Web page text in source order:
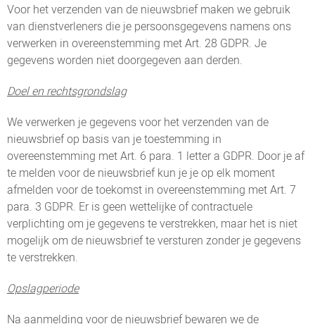
Voor het verzenden van de nieuwsbrief maken we gebruik
van dienstverleners die je persoonsgegevens namens ons
verwerken in overeenstemming met Art. 28 GDPR. Je
gegevens worden niet doorgegeven aan derden.
Doel en rechtsgrondslag
We verwerken je gegevens voor het verzenden van de
nieuwsbrief op basis van je toestemming in
overeenstemming met Art. 6 para. 1 letter a GDPR. Door je af
te melden voor de nieuwsbrief kun je je op elk moment
afmelden voor de toekomst in overeenstemming met Art. 7
para. 3 GDPR. Er is geen wettelijke of contractuele
verplichting om je gegevens te verstrekken, maar het is niet
mogelijk om de nieuwsbrief te versturen zonder je gegevens
te verstrekken.
Opslagperiode
Na aanmelding voor de nieuwsbrief bewaren we de